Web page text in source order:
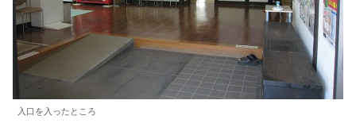
入口を入ったところ